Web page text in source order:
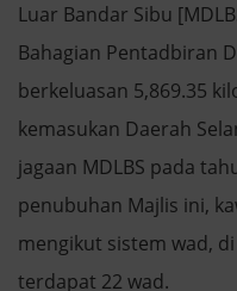
Luar Bandar Sibu
Bahagian Pentadbiran
berkeluasan 5,869.35
kemasukan Daerah
jagaan MDLBS pada
penubuhan Majlis ini,
mengikut sistem wad,
terdapat 22 wad.